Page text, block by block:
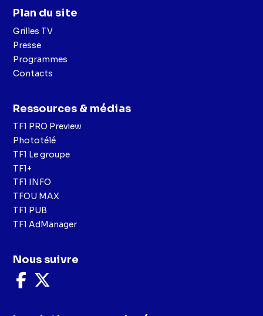
Plan du site
Grilles TV
Presse
Programmes
Contacts
Ressources & médias
TF1 PRO Preview
Phototélé
TF1 Le groupe
TF1+
TF1 INFO
TFOU MAX
TF1 PUB
TF1 AdManager
Nous suivre
Nous
suivre